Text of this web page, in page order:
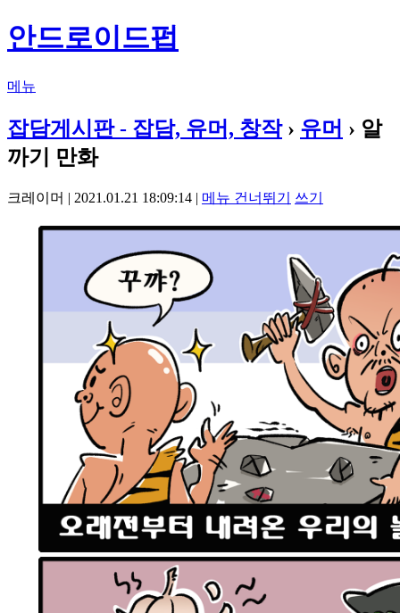
안드로이드펍
메뉴
잡담게시판 - 잡담, 유머, 창작› 유머 › 알
까기 만화
크레이머 | 2021.01.21 18:09:14 | 메뉴 건너뛰기 쓰기